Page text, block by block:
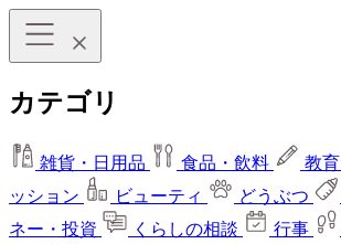
カテゴリ
雑貨・日用品 食品・飲料 教育
ッション
ビューティ どうぶつ
ネー・投資
くらしの相談 行事